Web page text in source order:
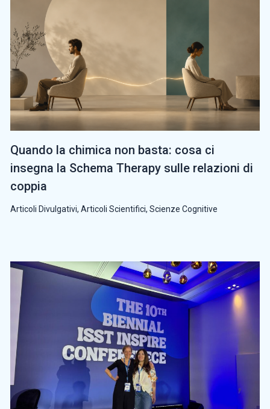
Quando la chimica non basta: cosa ci
insegna la Schema Therapy sulle relazioni di
coppia
Articoli Divulgativi, Articoli Scientifici, Scienze Cognitive